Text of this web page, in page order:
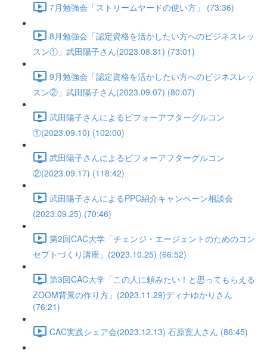
7月勉強会「ストリームヤードの使い方」 (73:36)
8月勉強会「認定資格を活かしたい方へのビジネスレッ
スン①」武田陽子さん(2023.08.31) (73:01)
9月勉強会「認定資格を活かしたい方へのビジネスレッ
スン②」武田陽子さん(2023.09.07) (80:07)
武田陽子さんによるビフォーアフターグルコン
①(2023.09.10) (102:00)
武田陽子さんによるビフォーアフターグルコン
②(2023.09.17) (118:42)
武田陽子さんによるPPC紹介キャンペーン相談会
(2023.09.25) (70:46)
第2回CAC大学「チェンジ・エージェントのためのコン
セプトづくり講座」(2023.10.25) (66:52)
第3回CAC大学「この人に頼みたい！と思ってもらえる
ZOOM背景の作り方」(2023.11.29)ディナゆかりさん
(76:21)
CAC実践シェア会(2023.12.13) 石原寛人さん (86:45)